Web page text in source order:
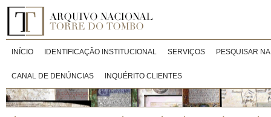
INÍCIO IDENTIFICAÇÃO INSTITUCIONAL SERVIÇOS PESQUISAR
CANAL DE DENÚNCIAS INQUÉRITO CLIENTES